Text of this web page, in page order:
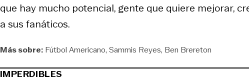
que hay mucho potencial, gente que quiere mejorar,
a sus fanáticos.
Más sobre: Fútbol Americano Sammis Reyes Ben Brereton
IMPERDIBLES